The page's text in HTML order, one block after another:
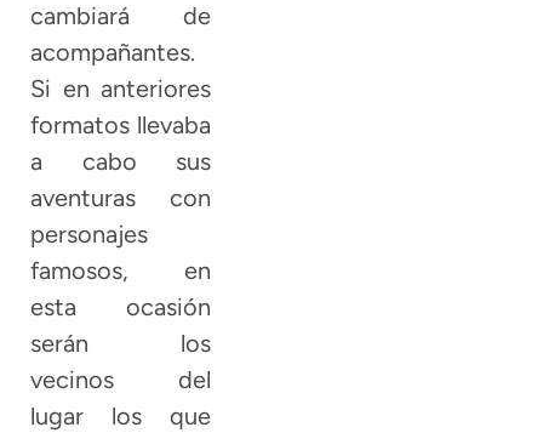
cambiará de
acompañantes.
Si en anteriores
formatos llevaba
a cabo sus
aventuras con
personajes
famosos, en
esta ocasión
serán los
vecinos del
lugar los que